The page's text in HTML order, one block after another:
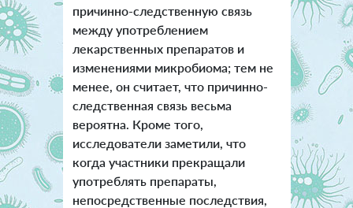
причинно-следственную связь
между употреблением
лекарственных препаратов и
изменениями микробиома; тем не
менее, он считает, что причинно-
следственная связь весьма
вероятна. Кроме того,
исследователи заметили, что
когда участники прекращали
употреблять препараты,
непосредственные последствия,